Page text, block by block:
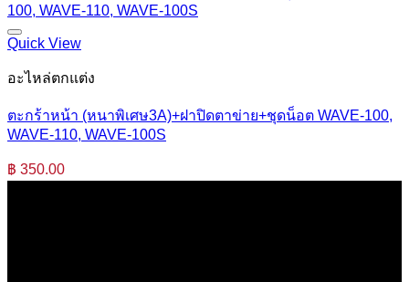
Quick View
อะไหล่ตกแต่ง
ตะกร้าหน้า (หนาพิเศษ3A)+ฝาปิดตาข่าย+ชุดน็อต WAVE-100,
WAVE-110, WAVE-100S
฿ 350.00